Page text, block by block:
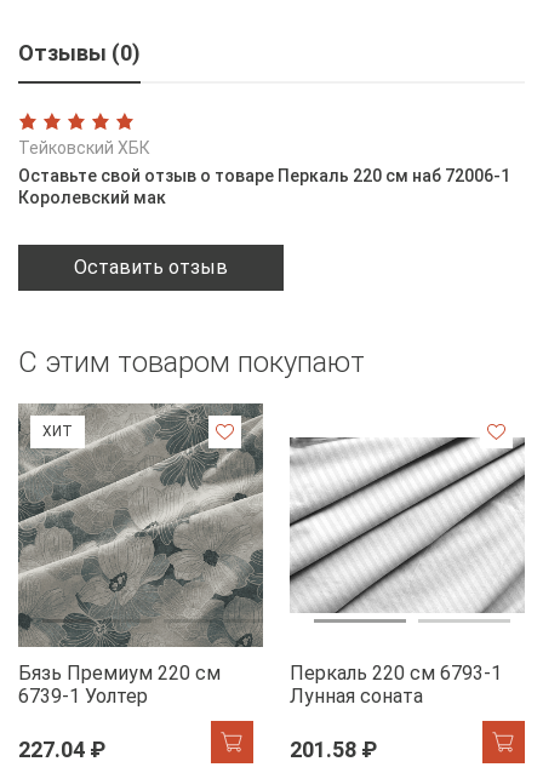
Отзывы (0)
Тейковский ХБК
Оставьте свой отзыв о товаре Перкаль 220 см наб 72006-1
Королевский мак
Оставить отзыв
С этим товаром покупают
ХИТ
Бязь Премиум 220 см
6739-1 Уолтер
227.04 ₽
Перкаль 220 см 6793-1
Лунная соната
201.58 ₽